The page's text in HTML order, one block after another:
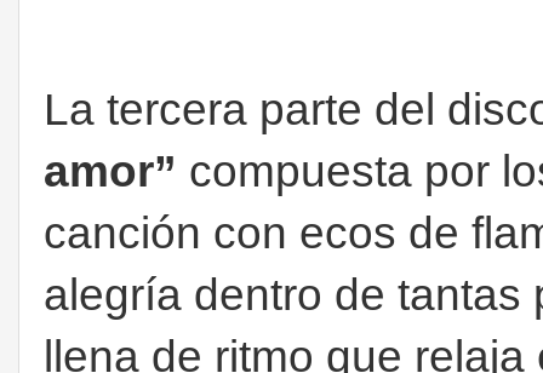
La tercera parte del
amor” compuesta por
canción con ecos de
alegría dentro de tantas
llena de ritmo que